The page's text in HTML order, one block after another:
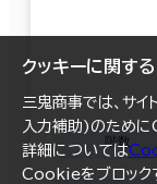
階数
クッキーに関す
三鬼商事では、サイ
入力補助)のために
詳細については
Cookieをブロック